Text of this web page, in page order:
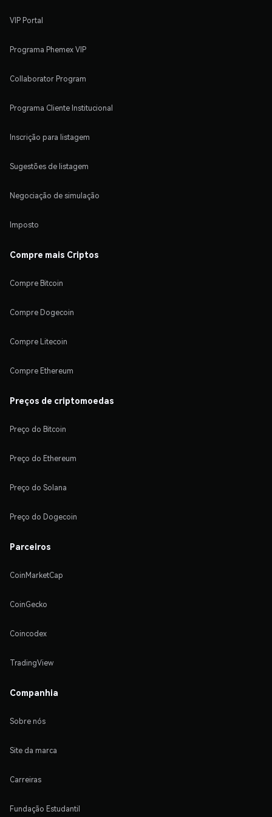
VIP Portal
Programa Phemex VIP
Collaborator Program
Programa Cliente Institucional
Inscrição para listagem
Sugestões de listagem
Negociação de simulação
Imposto
Compre mais Criptos
Compre Bitcoin
Compre Dogecoin
Compre Litecoin
Compre Ethereum
Preços de criptomoedas
Preço do Bitcoin
Preço do Ethereum
Preço do Solana
Preço do Dogecoin
Parceiros
CoinMarketCap
CoinGecko
Coincodex
TradingView
Companhia
Sobre nós
Site da marca
Carreiras
Fundação Estudantil